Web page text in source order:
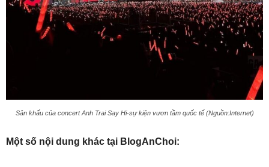
Sân khấu của concert Anh Trai Say Hi-sự kiện vươn tầm quốc tế (Nguồn:Internet)
Một số nội dung khác tại BlogAnChoi: